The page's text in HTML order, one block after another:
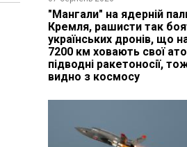
"Мангали" на ядерній
Кремля, рашисти так
українських дронів, що
7200 км ховають свої
підводні ракетоносії,
видно з космосу